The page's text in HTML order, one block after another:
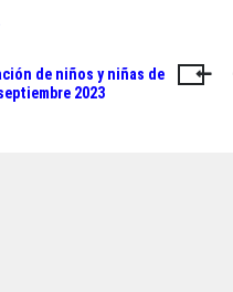
de niños y niñas de
2023